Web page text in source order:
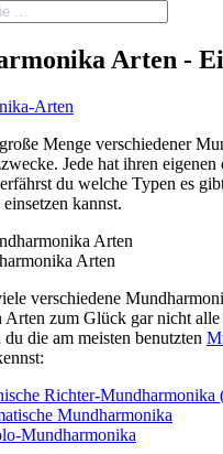
Arten -
Arten
Menge verschiedener
Jede hat ihren eigenen
du welche Typen es
kannst.
Arten
verschiedene
Arten zum Glück gar nicht
die am meisten benutzten
Richter-Mundharmonika
Mundharmonika
Mundharmonika